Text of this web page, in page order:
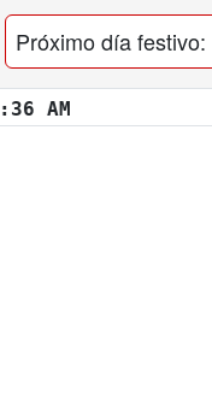
Próximo día festivo: